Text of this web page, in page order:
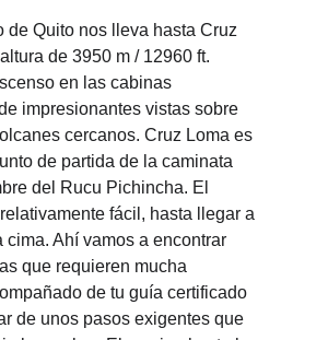
de Quito nos lleva hasta Cruz
de 3950 m / 12960 ft.
en las cabinas
impresionantes vistas sobre
cercanos. Cruz Loma es
de partida de la caminata
del Rucu Pichincha. El
fácil, hasta llegar a
cima. Ahí vamos a encontrar
que requieren mucha
de tu guía certificado
de unos pasos exigentes que